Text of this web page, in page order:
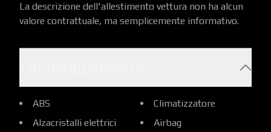
La descrizione dell'allestimento vettura non ha alcun
valore contrattuale, ma semplicemente informativo.
ABS
Climatizzatore
Alzacristalli elettrici
Airbag